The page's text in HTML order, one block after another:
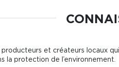
producteurs et créateurs locaux
la protection de l’environnement.